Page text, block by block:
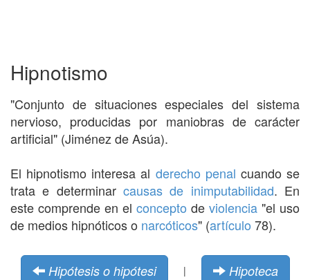
Hipnotismo
"Conjunto de situaciones especiales del sistema
nervioso, producidas por maniobras de carácter
artificial" (Jiménez de Asúa).
El hipnotismo interesa al derecho penal cuando se
trata e determinar causas de inimputabilidad. En
este comprende en el concepto de violencia "el uso
de medios hipnóticos o narcóticos" (artículo 78).
Hipótesis o hipótesi | Hipoteca